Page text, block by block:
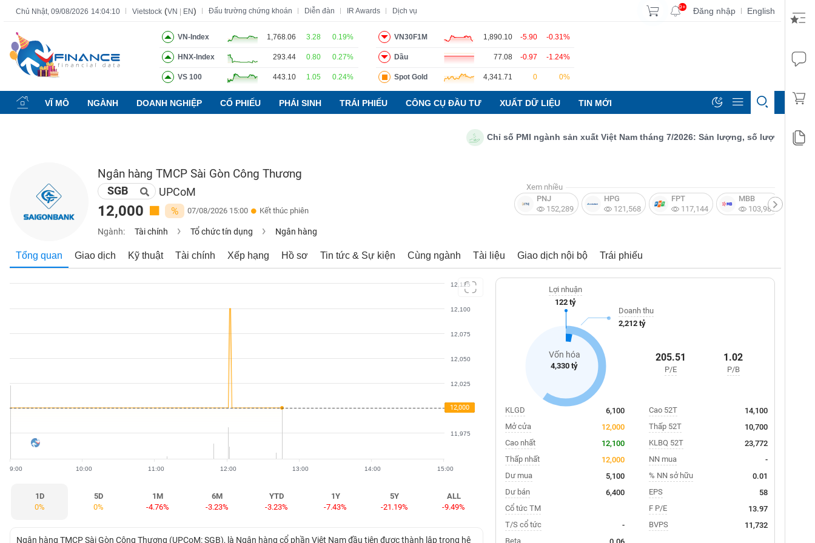
Chủ Nhật, 09/08/2026 14:04:11 Vietstock(VN EN) Đấu trường chứng khoán Diễn đàn IR Awards Dịch vụ 9+ Đăng nhập | English
VN-Index 1,768.06 3.28 0.19%
HNX-Index 293.44 0.80 0.27%
VS 100 443.10 1.05 0.24%
VN30F1M 1,890.10 -5.90 -0.31%
Dầu 77.08 -0.97 -1.24%
Spot Gold 4,341.71 0 0%
VĨ MÔ NGÀNH DOANH NGHIỆP CỔ PHIẾU PHÁI SINH TRÁI PHIẾU CÔNG CỤ ĐẦU TƯ XUẤT DỮ LIỆU TIN MỚI
Chỉ số PMI ngành sản xuất Việt Nam tháng 7/2026: Sản lượng, số lượng đơn đặt
Ngân hàng TMCP Sài Gòn Công Thương
SGB UPCoM
12,000 % 07/08/2026 15:00 Kết thúc phiên
Ngành: Tài chính Tổ chức tín dụng Ngân hàng
Xem nhiều
PNJ
152,289
HPG
121,568
FPT
117,144
MBB
103,987
Tổng quan Giao dịch Kỹ thuật Tài chính Xếp hạng Hồ sơ Tin tức & Sự kiện Cùng ngành Tài liệu Giao dịch nội bộ Trái phiếu
12,000
11,975
12,025
12,050
12,075
12,100
12,125
9:00 10:00 11:00 12:00 13:00 14:00 15:00
12,000
12,000
1D
0%
5D
0%
1M
-4.76%
6M
-3.23%
YTD
-3.23%
1Y
-7.43%
5Y
-21.19%
ALL
-9.49%
Ngân hàng TMCP Sài Gòn Công Thương (UPCoM: SGB), là Ngân hàng cổ phần Việt Nam đầu tiên được thành lập trong hệ
Vốn hóa
4,330 tỷ
Lợi nhuận
122 tỷ
Doanh thu
2,212 tỷ
205.51
P/E
1.02
P/B
KLGD
6,100
Mở cửa
12,000
Cao nhất
12,100
Thấp nhất
12,000
Dư mua
5,100
Dư bán
6,400
Cổ tức TM
T/S cổ tức
-
Beta
0.06
Cao 52T
14,100
Thấp 52T
10,700
KLBQ 52T
23,772
NN mua
-
% NN sở hữu
0.01
EPS
58
F P/E
13.97
BVPS
11,732
Tất cả Tính năng Ngành Mã chứng khoán Lãnh đạo Báo cáo phân tích Thuật ngữ
Tính
năng
(-)
CHỨNG
KHOÁN
NGHIỆP
ĐỘNG
HÓA